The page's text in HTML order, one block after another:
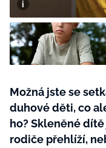
Možná jste se
duhové děti, co
ho? Skleněné
rodiče přehlíží,